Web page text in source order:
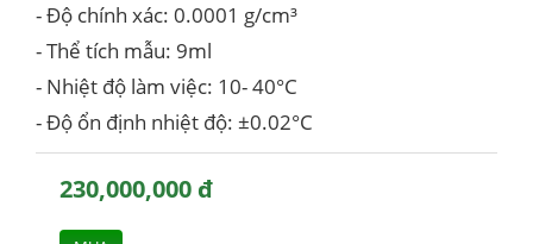
- Độ chính xác: 0.0001 g/cm³
- Thể tích mẫu: 9ml
- Nhiệt độ làm việc: 10- 40°C
- Độ ổn định nhiệt độ: ±0.02°C
230,000,000 đ